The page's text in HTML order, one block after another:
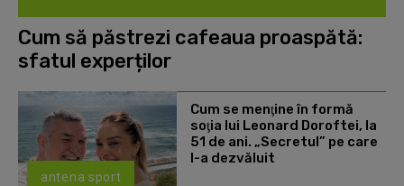
Cum să păstrezi cafeaua proaspătă:
sfatul experților
antena sport
Cum se menţine în formă
soţia lui Leonard Doroftei, la
51 de ani. „Secretul” pe care
l-a dezvăluit